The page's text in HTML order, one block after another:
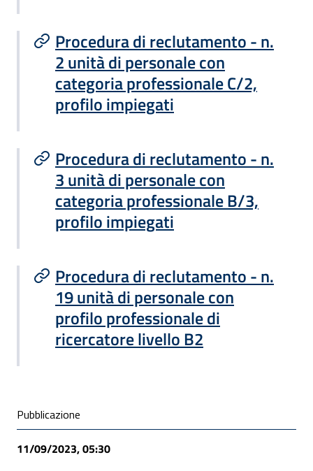
Procedura di reclutamento - n.
2 unità di personale con
categoria professionale C/2,
profilo impiegati
Procedura di reclutamento - n.
3 unità di personale con
categoria professionale B/3,
profilo impiegati
Procedura di reclutamento - n.
19 unità di personale con
profilo professionale di
ricercatore livello B2
Condivisione social
Pubblicazione
11/09/2023, 05:30